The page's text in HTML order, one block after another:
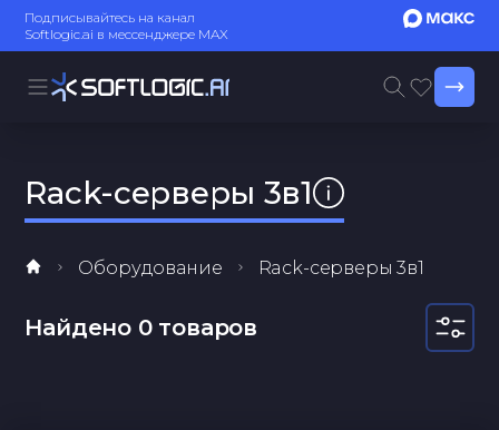
Подписывайтесь на канал
Softlogic.ai в мессенджере MAX
Rack-серверы 3в1
Оборудование Rack-серверы 3в1
Найдено 0 товаров